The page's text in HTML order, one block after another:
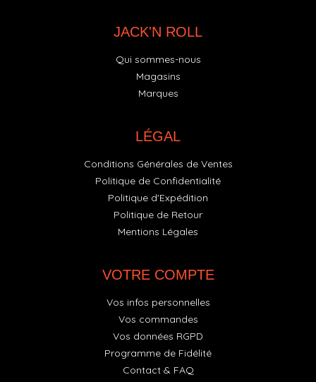
JACK'N ROLL
Qui sommes-nous
Magasins
Marques
LÉGAL
Conditions Générales de Ventes
Politique de Confidentialité
Politique d'Expédition
Politique de Retour
Mentions Légales
VOTRE COMPTE
Vos infos personnelles
Vos commandes
Vos données RGPD
Programme de Fidélité
Contact & FAQ